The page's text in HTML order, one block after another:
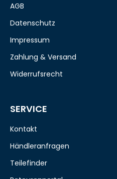
AGB
Datenschutz
Impressum
Zahlung & Versand
Widerrufsrecht
SERVICE
Kontakt
Händleranfragen
Teilefinder